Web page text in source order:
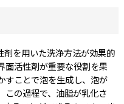
を用いた洗浄方法が効果的
面活性剤が重要な役割を果
すことで泡を生成し、泡が
この過程で、油脂が乳化さ